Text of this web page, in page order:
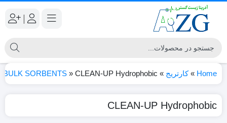
|
Home
»کارتریج »
BULK SORBENTS » CLEAN-UP Hydrophobic
CLEAN-UP Hydrophobic